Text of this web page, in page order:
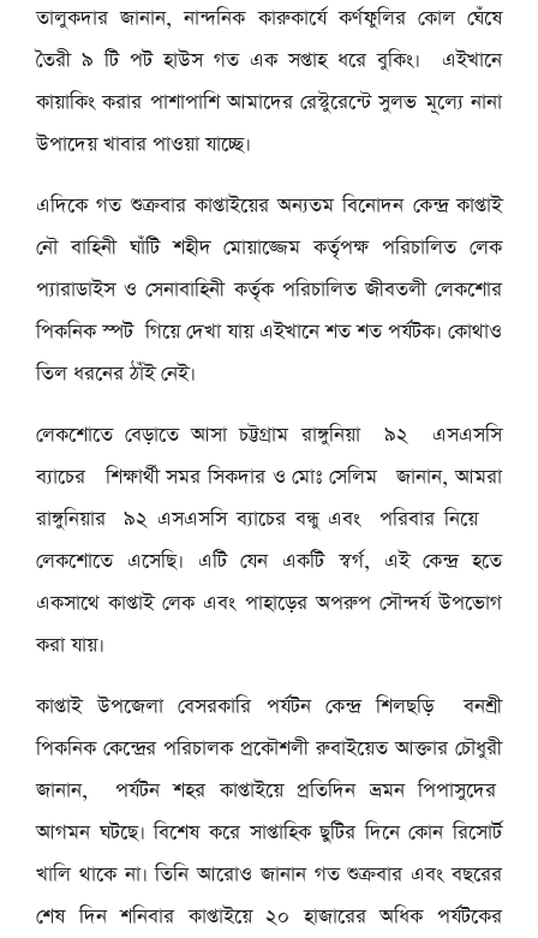
তালুকদার জানান, নান্দনিক কারুকার্যে কর্ণফুলির কোল ঘেঁষে
তৈরী ৯ টি পট হাউস গত এক সপ্তাহ ধরে বুকিং। এইখানে
কায়াকিং করার পাশাপাশি আমাদের রেস্টুরেন্টে সুলভ মূল্যে নানা
উপাদেয় খাবার পাওয়া যাচ্ছে।
এদিকে গত শুক্রবার কাপ্তাইয়ের অন্যতম বিনোদন কেন্দ্র কাপ্তাই
নৌ বাহিনী ঘাঁটি শহীদ মোয়াজ্জেম কর্তৃপক্ষ পরিচালিত লেক
প্যারাডাইস ও সেনাবাহিনী কর্তৃক পরিচালিত জীবতলী লেকশোর
পিকনিক স্পট গিয়ে দেখা যায় এইখানে শত শত পর্যটক। কোথাও
তিল ধরনের ঠাঁই নেই।
লেকশোতে বেড়াতে আসা চট্টগ্রাম রাঙ্গুনিয়া ৯২ এসএসসি
ব্যাচের শিক্ষার্থী সমর সিকদার ও মোঃ সেলিম জানান, আমরা
রাঙ্গুনিয়ার ৯২ এসএসসি ব্যাচের বন্ধু এবং পরিবার নিয়ে
লেকশোতে এসেছি। এটি যেন একটি স্বর্গ, এই কেন্দ্র হতে
একসাথে কাপ্তাই লেক এবং পাহাড়ের অপরুপ সৌন্দর্য উপভোগ
করা যায়।
কাপ্তাই উপজেলা বেসরকারি পর্যটন কেন্দ্র শিলছড়ি বনশ্রী
পিকনিক কেন্দ্রের পরিচালক প্রকৌশলী রুবাইয়েত আক্তার চৌধুরী
জানান, পর্যটন শহর কাপ্তাইয়ে প্রতিদিন ভ্রমন পিপাসুদের
আগমন ঘটছে। বিশেষ করে সাপ্তাহিক ছুটির দিনে কোন রিসোর্ট
খালি থাকে না। তিনি আরোও জানান গত শুক্রবার এবং বছরের
শেষ দিন শনিবার কাপ্তাইয়ে ২০ হাজারের অধিক পর্যটকের